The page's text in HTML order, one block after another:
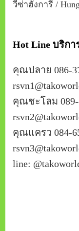
วีซ่าฮังการี /
Hot Line บริกา
คุณปลาย 086-
คุณชะโลม 089-
คุณแครว 084-
line: